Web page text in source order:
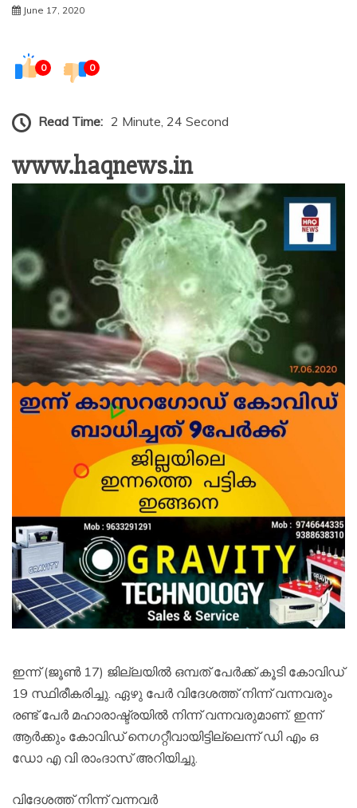
June 17, 2020
0 0
Read Time: 2 Minute, 24 Second
www.haqnews.in
ഇന്ന് (ജൂണ്‍ 17) ജില്ലയില്‍ ഒമ്പത് പേര്‍ക്ക് കൂടി കോവിഡ്
19 സ്ഥിരീകരിച്ചു. ഏഴു പേര്‍ വിദേശത്ത് നിന്ന് വന്നവരും
രണ്ട് പേര്‍ മഹാരാഷ്ട്രയില്‍ നിന്ന് വന്നവരുമാണ്. ഇന്ന്
ആര്‍ക്കും കോവിഡ് നെഗറ്റീവായിട്ടില്ലെന്ന് ഡി എം ഒ
ഡോ എ വി രാംദാസ് അറിയിച്ചു.
വിദേശത്ത് നിന്ന് വന്നവര്‍